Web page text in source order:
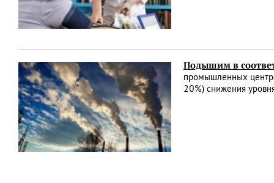
Подышим в
промышленных
20%) снижения